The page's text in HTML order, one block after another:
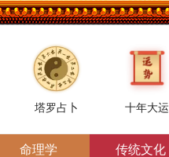
塔罗占卜 十年大运
命理学 传统文化